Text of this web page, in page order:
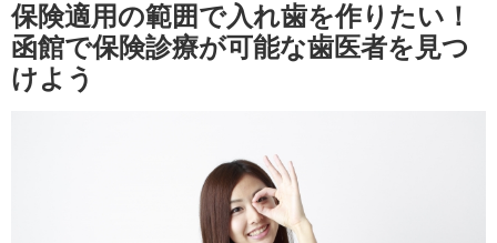
保険適用の範囲で入れ歯を作りたい！
函館で保険診療が可能な歯医者を見つ
けよう